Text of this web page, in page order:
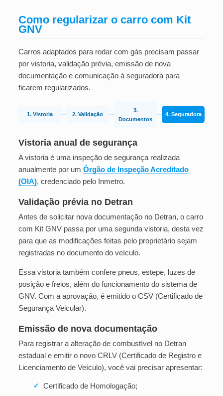
Como regularizar o carro com Kit
GNV
Carros adaptados para rodar com gás precisam passar
por vistoria, validação prévia, emissão de nova
documentação e comunicação à seguradora para
ficarem regularizados.
1. Vistoria 2. Validação
3.
Documentos
4. Seguradora
Vistoria anual de segurança
A vistoria é uma inspeção de segurança realizada
anualmente por um Órgão de Inspeção Acreditado
(OIA), credenciado pelo Inmetro.
Validação prévia no Detran
Antes de solicitar nova documentação no Detran, o carro
com Kit GNV passa por uma segunda vistoria, desta vez
para que as modificações feitas pelo proprietário sejam
registradas no documento do veículo.
Essa vistoria também confere pneus, estepe, luzes de
posição e freios, além do funcionamento do sistema de
GNV. Com a aprovação, é emitido o CSV (Certificado de
Segurança Veicular).
Emissão de nova documentação
Para registrar a alteração de combustível no Detran
estadual e emitir o novo CRLV (Certificado de Registro e
Licenciamento de Veículo), você vai precisar apresentar:
✓
Certificado de Homologação;